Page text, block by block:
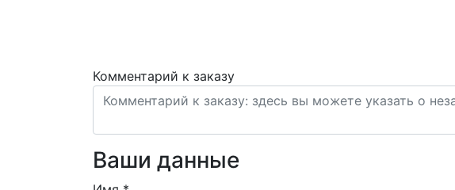
Комментарий к заказу
Ваши данные